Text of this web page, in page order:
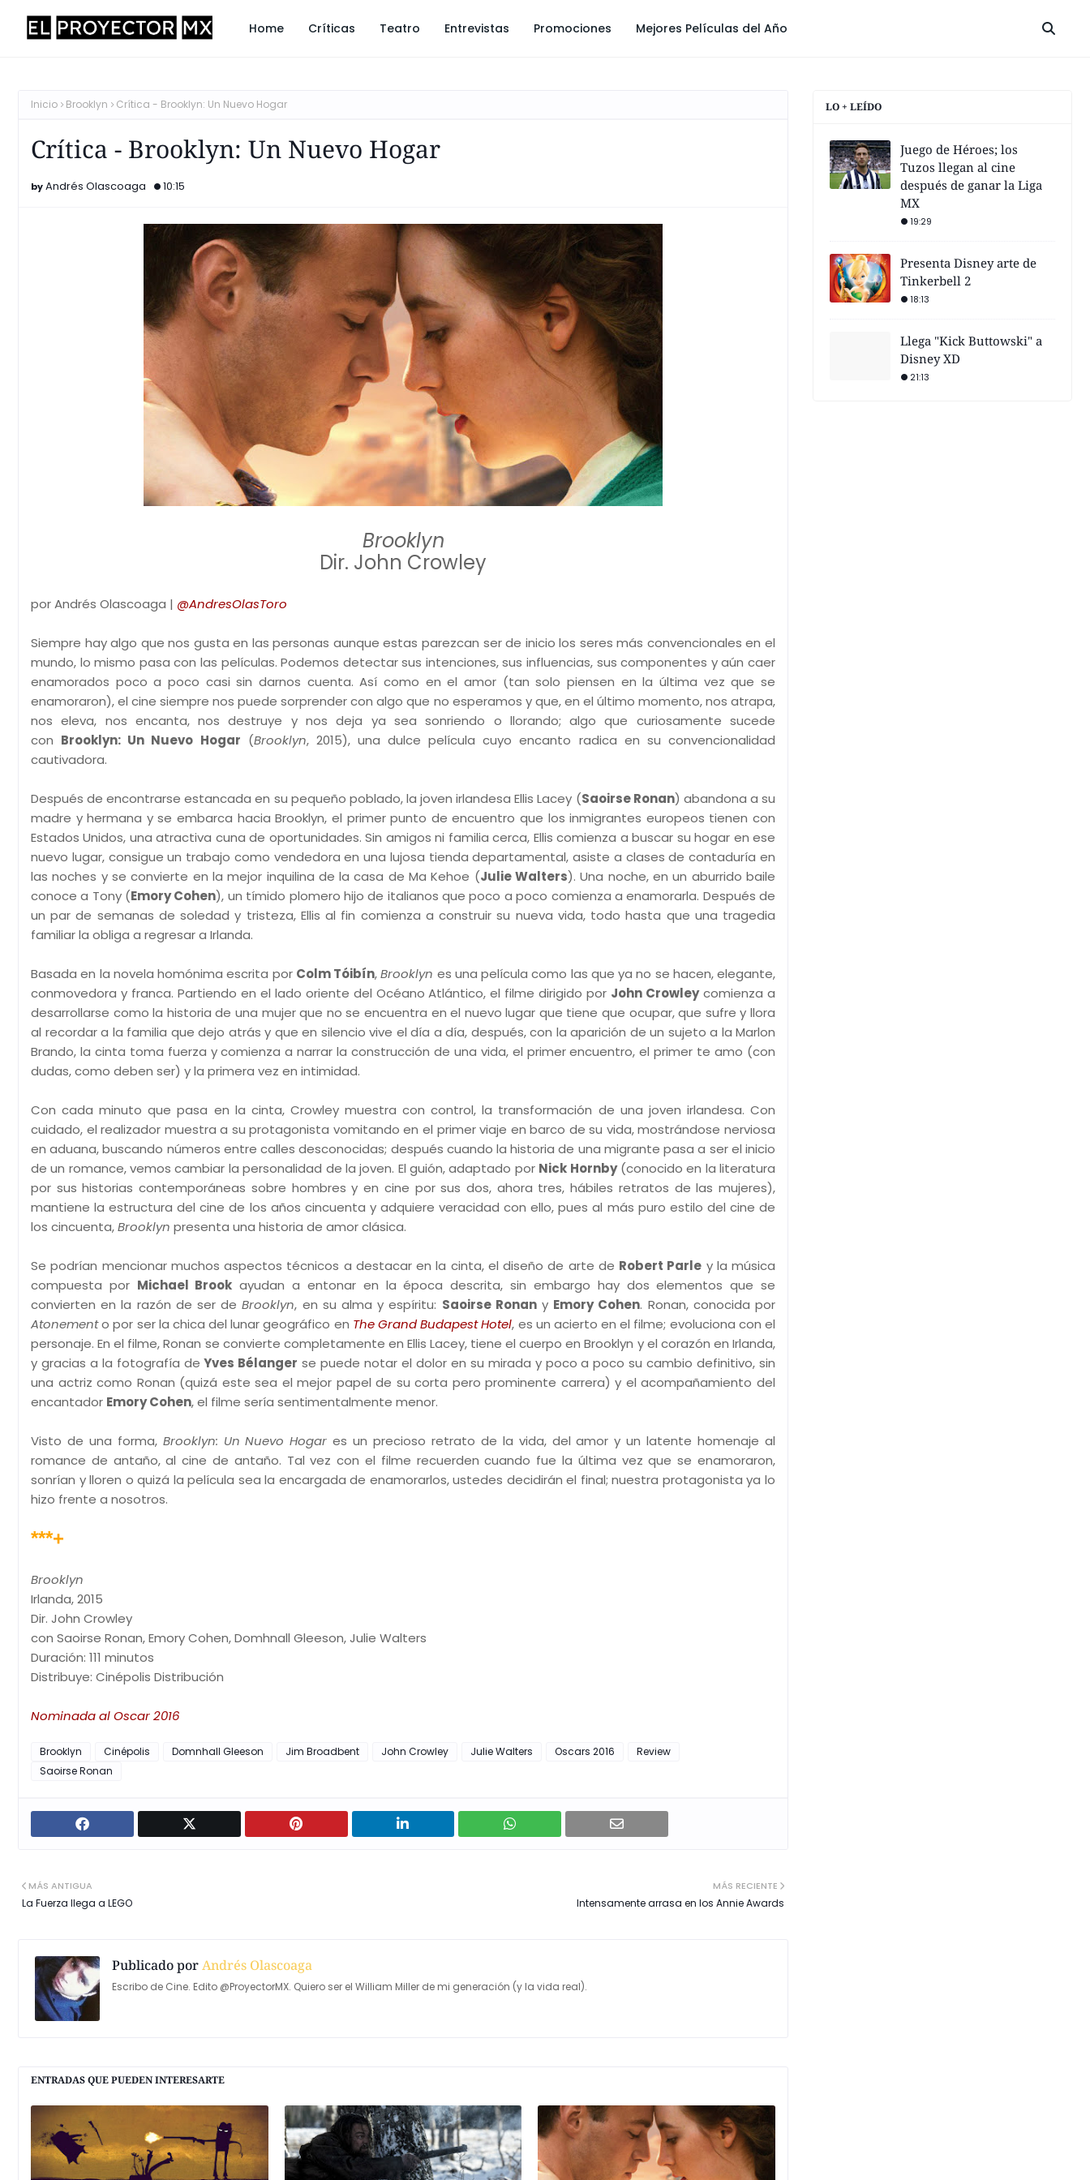
Home Críticas Teatro Entrevistas Promociones Mejores Películas del Año
Inicio Brooklyn Crítica - Brooklyn: Un Nuevo Hogar
Crítica - Brooklyn: Un Nuevo Hogar
Andrés Olascoaga 10:15
Brooklyn
Dir. John Crowley
por Andrés Olascoaga | @AndresOlasToro
Siempre hay algo que nos gusta en las personas aunque estas parezcan ser de inicio los seres más convencionales en el
mundo, lo mismo pasa con las películas. Podemos detectar sus intenciones, sus influencias, sus componentes y aún caer
enamorados poco a poco casi sin darnos cuenta. Así como en el amor (tan solo piensen en la última vez que se
enamoraron), el cine siempre nos puede sorprender con algo que no esperamos y que, en el último momento, nos atrapa,
nos eleva, nos encanta, nos destruye y nos deja ya sea sonriendo o llorando; algo que curiosamente sucede
con Brooklyn: Un Nuevo Hogar (Brooklyn, 2015), una dulce película cuyo encanto radica en su convencionalidad
cautivadora.
Después de encontrarse estancada en su pequeño poblado, la joven irlandesa Ellis Lacey (Saoirse Ronan) abandona a su
madre y hermana y se embarca hacia Brooklyn, el primer punto de encuentro que los inmigrantes europeos tienen con
Estados Unidos, una atractiva cuna de oportunidades. Sin amigos ni familia cerca, Ellis comienza a buscar su hogar en ese
nuevo lugar, consigue un trabajo como vendedora en una lujosa tienda departamental, asiste a clases de contaduría en
las noches y se convierte en la mejor inquilina de la casa de Ma Kehoe (Julie Walters). Una noche, en un aburrido baile
conoce a Tony (Emory Cohen), un tímido plomero hijo de italianos que poco a poco comienza a enamorarla. Después de
un par de semanas de soledad y tristeza, Ellis al fin comienza a construir su nueva vida, todo hasta que una tragedia
familiar la obliga a regresar a Irlanda.
Basada en la novela homónima escrita por Colm Tóibín,Brooklyn es una película como las que ya no se hacen, elegante,
conmovedora y franca. Partiendo en el lado oriente del Océano Atlántico, el filme dirigido por John Crowleycomienza a
desarrollarse como la historia de una mujer que no se encuentra en el nuevo lugar que tiene que ocupar, que sufre y llora
al recordar a la familia que dejo atrás y que en silencio vive el día a día, después, con la aparición de un sujeto a la Marlon
Brando, la cinta toma fuerza y comienza a narrar la construcción de una vida, el primer encuentro, el primer te amo (con
dudas, como deben ser) y la primera vez en intimidad.
Con cada minuto que pasa en la cinta, Crowley muestra con control, la transformación de una joven irlandesa. Con
cuidado, el realizador muestra a su protagonista vomitando en el primer viaje en barco de su vida, mostrándose nerviosa
en aduana, buscando números entre calles desconocidas; después cuando la historia de una migrante pasa a ser el inicio
de un romance, vemos cambiar la personalidad de la joven. El guión, adaptado por Nick Hornby(conocido en la literatura
por sus historias contemporáneas sobre hombres y en cine por sus dos, ahora tres, hábiles retratos de las mujeres),
mantiene la estructura del cine de los años cincuenta y adquiere veracidad con ello, pues al más puro estilo del cine de
los cincuenta,Brooklyn presenta una historia de amor clásica.
Se podrían mencionar muchos aspectos técnicos a destacar en la cinta, el diseño de arte de Robert Parle y la música
compuesta por Michael Brook ayudan a entonar en la época descrita, sin embargo hay dos elementos que se
convierten en la razón de ser deBrooklyn, en su alma y espíritu: Saoirse Ronany Emory Cohen. Ronan, conocida por
Atonemento por ser la chica del lunar geográfico en The Grand Budapest Hotel, es un acierto en el filme; evoluciona con el
personaje. En el filme, Ronan se convierte completamente en Ellis Lacey, tiene el cuerpo en Brooklyn y el corazón en Irlanda,
y gracias a la fotografía deYves Bélanger se puede notar el dolor en su mirada y poco a poco su cambio definitivo, sin
una actriz como Ronan (quizá este sea el mejor papel de su corta pero prominente carrera) y el acompañamiento del
encantador Emory Cohen, el filme sería sentimentalmente menor.
Visto de una forma, Brooklyn: Un Nuevo Hogar es un precioso retrato de la vida, del amor y un latente homenaje al
romance de antaño, al cine de antaño. Tal vez con el filme recuerden cuando fue la última vez que se enamoraron,
sonrían y lloren o quizá la película sea la encargada de enamorarlos, ustedes decidirán el final; nuestra protagonista ya lo
hizo frente a nosotros.
***+
Brooklyn
Irlanda, 2015
Dir. John Crowley
con Saoirse Ronan, Emory Cohen, Domhnall Gleeson, Julie Walters
Duración: 111 minutos
Distribuye: Cinépolis Distribución
Nominada al Oscar 2016
Brooklyn Cinépolis Domnhall Gleeson Jim Broadbent John Crowley Julie Walters Oscars 2016
Review
Saoirse Ronan
MÁS RECIENTE
Intensamente arrasa en los Annie Awards
MÁS ANTIGUA
La Fuerza llega a LEGO
Publicado porAndrés Olascoaga
Escribo de Cine. Edito @ProyectorMX. Quiero ser el William Miller de mi generación (y la vida real).
ENTRADAS QUE PUEDEN INTERESARTE
LO + LEÍDO
Juego de Héroes; los
Tuzos llegan al cine
después de ganar la Liga
MX
19:29
Presenta Disney arte de
Tinkerbell 2
18:13
Llega "Kick Buttowski" a
Disney XD
21:13